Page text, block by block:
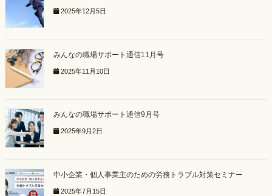
2025年12月5日
みんなの職場サポート通信11月号
2025年11月10日
みんなの職場サポート通信9月号
2025年9月2日
中小企業・個人事業主のための労務トラブル対策セミナー
2025年7月15日